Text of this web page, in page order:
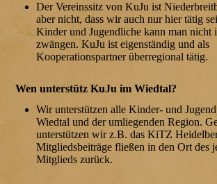
Der Vereinssitz von KuJu ist
aber nicht, dass wir auch nur hier tätig
Kinder und Jugendliche kann man nicht
zwängen. KuJu ist eigenständig und als
Kooperationspartner überregional tätig.
Wen unterstütz KuJu im Wiedtal?
Wir unterstützen alle Kinder- und
Wiedtal und der umliegenden Region.
unterstützen wir z.B. das KiTZ
Mitgliedsbeiträge fließen in den Ort des
Mitglieds zurück.